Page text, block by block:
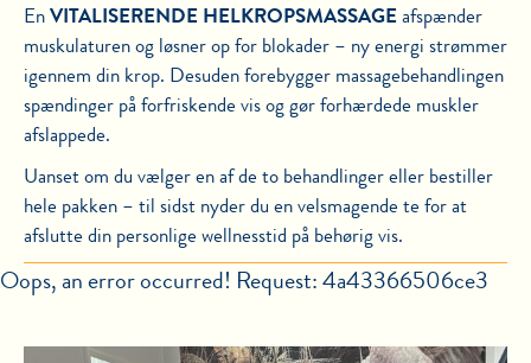
EnVITALISERENDE HELKROPSMASSAGE afspænder
muskulaturen og løsner op for blokader – ny energi strømmer
igennem din krop. Desuden forebygger massagebehandlingen
spændinger på forfriskende vis og gør forhærdede muskler
afslappede.
Uanset om du vælger en af de to behandlinger eller bestiller
hele pakken – til sidst nyder du en velsmagende te for at
afslutte din personlige wellnesstid på behørig vis.
Oops, an error occurred! Request: 4a43366506ce3